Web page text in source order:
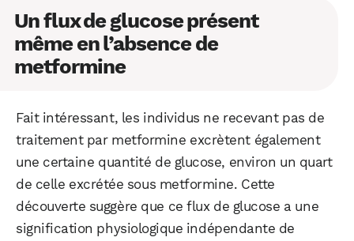
Un flux de glucose présent
même en l’absence de
metformine
Fait intéressant, les individus ne recevant pas de
traitement par metformine excrètent également
une certaine quantité de glucose, environ un quart
de celle excrétée sous metformine. Cette
découverte suggère que ce flux de glucose a une
signification physiologique indépendante de